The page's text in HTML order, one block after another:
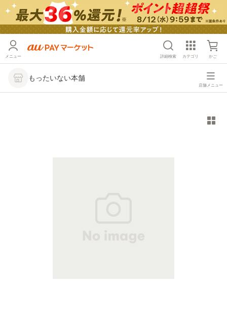
メニュー 詳細検索 カテゴリ かご
もったいない本舗
店舗メニュー